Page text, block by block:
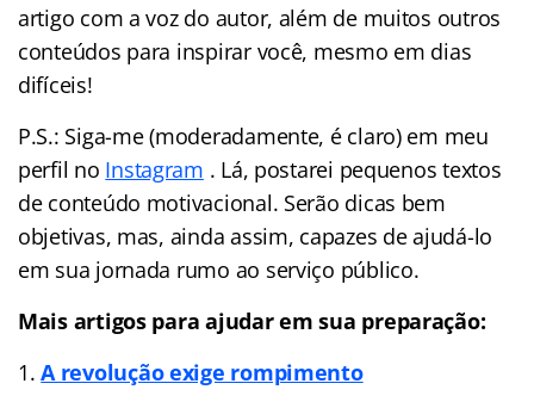
artigo com a voz do autor, além de muitos outros
conteúdos para inspirar você, mesmo em dias
difíceis!
P.S.: Siga-me (moderadamente, é claro) em meu
perfil no Instagram . Lá, postarei pequenos textos
de conteúdo motivacional. Serão dicas bem
objetivas, mas, ainda assim, capazes de ajudá-lo
em sua jornada rumo ao serviço público.
Mais artigos para ajudar em sua preparação:
A revolução exige rompimento